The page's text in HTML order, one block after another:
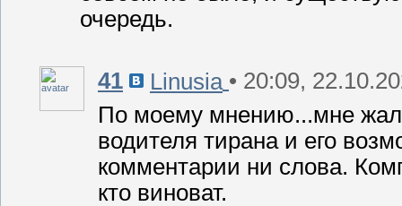
очередь.
41 Linusia • 20:09,
По моему мнению...мне
водителя тирана и его
комментарии ни слова.
кто виноват.